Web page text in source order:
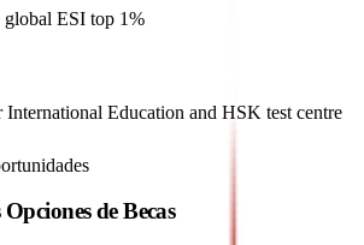
ESI top 1%
Education and HSK test centre
de Becas